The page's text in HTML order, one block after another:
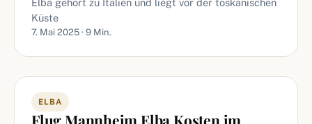
Elba gehört zu Italien und liegt vor der toskanischen
Küste
7. Mai 2025 · 9 Min.
ELBA
Flug Mannheim Elba Kosten im